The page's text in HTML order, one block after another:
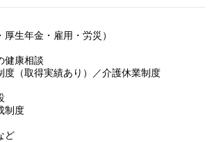
生年金・雇用・労災）
健康相談
度（取得実績あり）／介護休業制度
制度
ど